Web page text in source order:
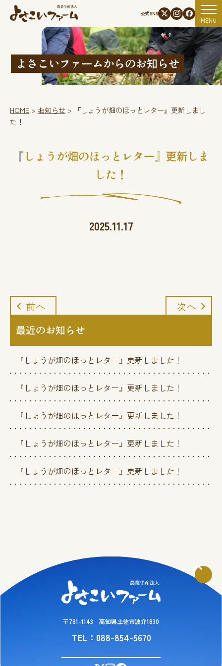
公式SNS
MENU
資材使用状況
よさこいファームからのお知らせ
HOME > お知らせ >
『しょうが畑のほっとレター』更新しまし
た！
『しょうが畑のほっとレター』更新しま
した！
2025.11.17
次へ
前へ
最近のお知らせ
『しょうが畑のほっとレター』更新しました！
『しょうが畑のほっとレター』更新しました！
『しょうが畑のほっとレター』更新しました！
『しょうが畑のほっとレター』更新しました！
『しょうが畑のほっとレター』更新しました！
〒781-1143 高知県土佐市波介1830
TEL：088-854-5670